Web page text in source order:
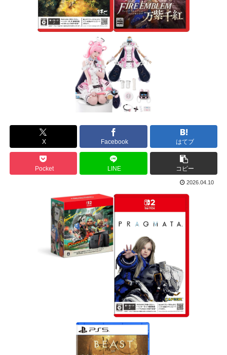
X Facebook はてブ
Pocket LINE コピー
2026.04.10